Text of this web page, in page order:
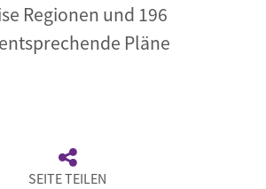
Regionen und 196
Pläne
SEITE TEILEN